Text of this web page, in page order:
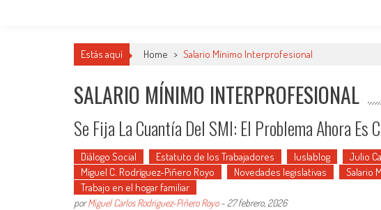
Estás aquí Home > Salario Mínimo Interprofesional
SALARIO MÍNIMO INTERPROFESIONAL
Se Fija La Cuantía Del SMI: El Problema Ahora Es
Diálogo Social Estatuto de los Trabajadores Iuslablog Julio
Miguel C. Rodríguez-Piñero Royo
Novedades legislativas Salario
Trabajo en el hogar familiar
porMiguel Carlos Rodríguez-Piñero Royo- 27 febrero, 2026